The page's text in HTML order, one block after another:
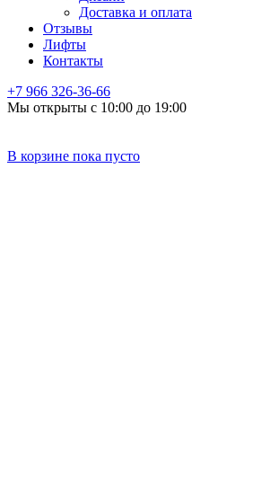
Доставка и оплата
Отзывы
Лифты
Контакты
+7 966 326-36-66
Мы открыты с 10:00 до 19:00
В корзине пока пусто